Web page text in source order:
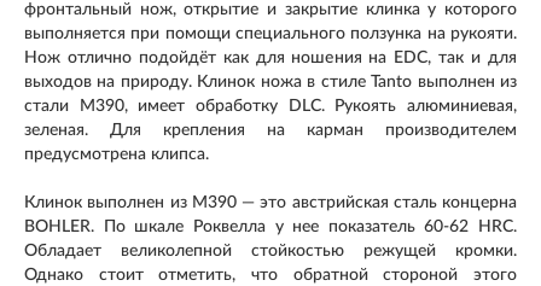
фронтальный нож, открытие и закрытие клинка у которого
выполняется при помощи специального ползунка на рукояти.
Нож отлично подойдёт как для ношения на EDC, так и для
выходов на природу. Клинок ножа в стиле Tanto выполнен из
стали M390, имеет обработку DLC. Рукоять алюминиевая,
зеленая. Для крепления на карман производителем
предусмотрена клипса.
Клинок выполнен из M390 — это австрийская сталь концерна
BOHLER. По шкале Роквелла у нее показатель 60-62 HRC.
Обладает великолепной стойкостью режущей кромки.
Однако стоит отметить, что обратной стороной этого